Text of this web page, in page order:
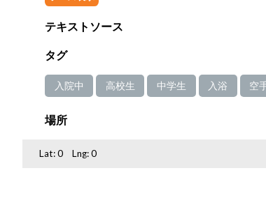
テキストソース
タグ
入院中 高校生 中学生 入浴 空
場所
Lat:0 Lng:0